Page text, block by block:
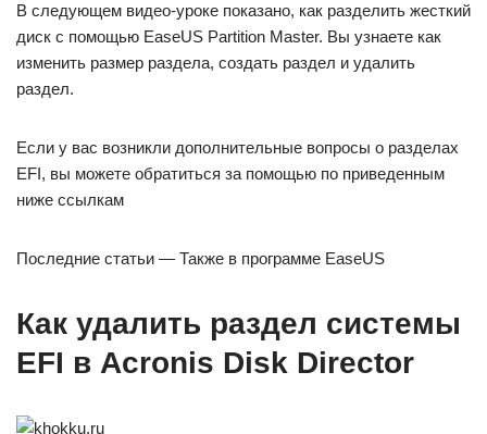
В следующем видео-уроке показано, как разделить жесткий
диск с помощью EaseUS Partition Master. Вы узнаете как
изменить размер раздела, создать раздел и удалить
раздел.
Если у вас возникли дополнительные вопросы о разделах
EFI, вы можете обратиться за помощью по приведенным
ниже ссылкам
Последние статьи — Также в программе EaseUS
Как удалить раздел системы
EFI в Acronis Disk Director